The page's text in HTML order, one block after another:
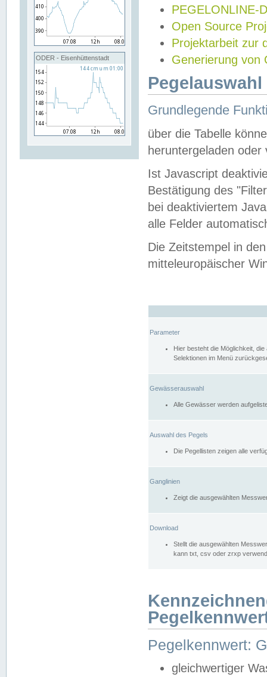
ODER - Eisenhüttenstadt
PEGELONLINE-
Open Source
Projektarbeit zur
Generierung von
Grundlegende
über die Tabelle
heruntergeladen oder
Ist Javascript
Bestätigung des
bei deaktiviertem
alle Felder
Die Zeitstempel in
mitteleuropäischer
Parameter
Hier besteht die Möglichkeit,
Selektionen im Menü
Gewässerauswahl
Alle Gewässer werden
Auswahl des Pegels
Die Pegellisten zeigen alle
Ganglinien
Zeigt die ausgewählten
Download
Stellt die ausgewählten
kann txt, csv oder zrxp
Pegelkennwert:
gleichwertiger